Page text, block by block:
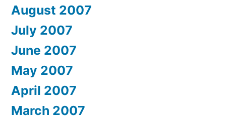
August 2007
July 2007
June 2007
May 2007
April 2007
March 2007